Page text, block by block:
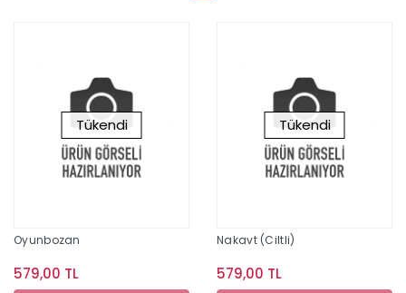
Tükendi
Oyunbozan
579,00 TL
Tükendi
Nakavt (Ciltli)
579,00 TL